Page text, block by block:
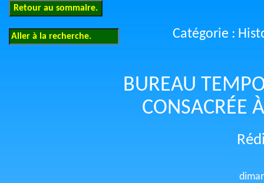
Catégorie :
BUREAU
CONSACRÉE